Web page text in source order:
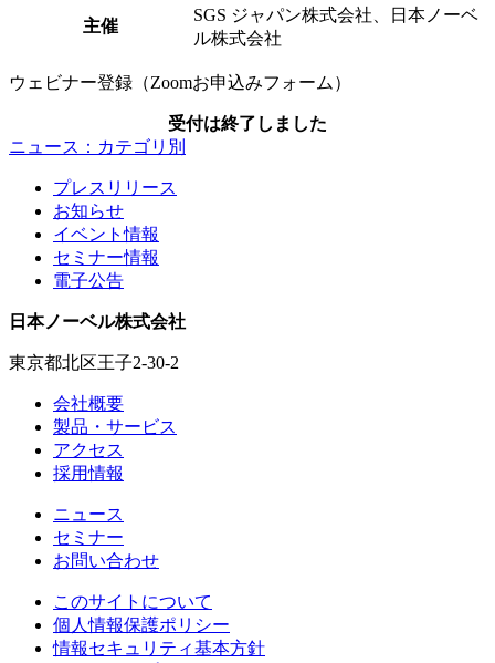
主催
SGS ジャパン株式会社、日本ノーベ
ル株式会社
ウェビナー登録（Zoomお申込みフォーム）
受付は終了しました
ニュース：カテゴリ別
プレスリリース
お知らせ
イベント情報
セミナー情報
電子公告
日本ノーベル株式会社
東京都北区王子2-30-2
会社概要
製品・サービス
アクセス
採用情報
ニュース
セミナー
お問い合わせ
このサイトについて
個人情報保護ポリシー
情報セキュリティ基本方針